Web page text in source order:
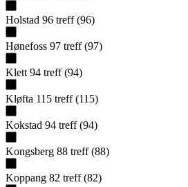
Holstad 96 treff (96)
Hønefoss 97 treff (97)
Klett 94 treff (94)
Kløfta 115 treff (115)
Kokstad 94 treff (94)
Kongsberg 88 treff (88)
Koppang 82 treff (82)